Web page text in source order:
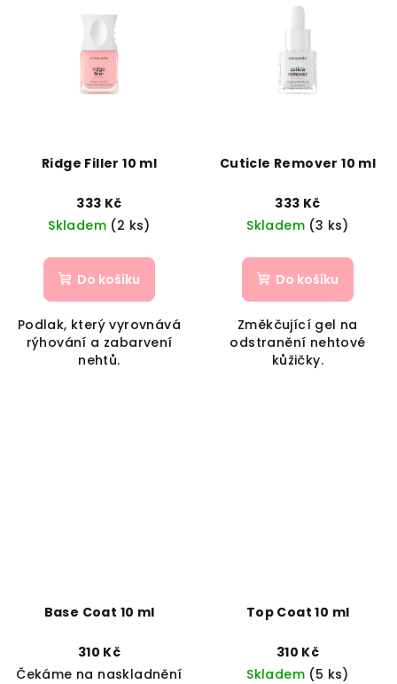
Ridge Filler 10 ml
333 Kč
Skladem (2 ks)
Do košíku
Podlak, který vyrovnává
rýhování a zabarvení
nehtů.
Cuticle Remover 10 ml
333 Kč
Skladem (3 ks)
Do košíku
Změkčující gel na
odstranění nehtové
kůžičky.
Base Coat 10 ml
310 Kč
Čekáme na naskladnění
Top Coat 10 ml
310 Kč
Skladem (5 ks)